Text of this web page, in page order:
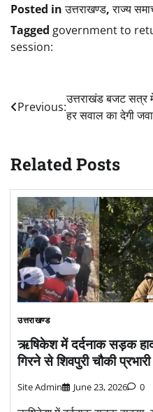
Posted inउत्तराखण्ड,राज्य
Tagged government to
session:
Post
navigation
Previous:
उत्तराखंड बजट सत्र
हर सवाल का देगी
Related Posts
उत्तराखण्ड
ऋषिकेश में दर्दनाक सड़क
गिरने से शिवपुरी चौकी
Site Admin June 23, 2026 0